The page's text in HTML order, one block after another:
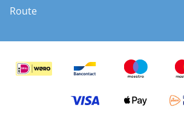
Zwemtrappen
Route